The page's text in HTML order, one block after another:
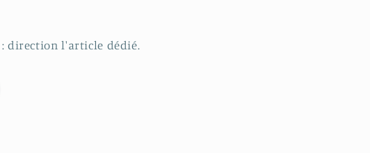
direction l'article dédié.